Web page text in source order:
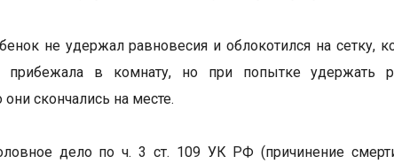
не удержал равновесия и облокотился на
прибежала в комнату, но при попытке удержать
скончались на месте.
дело по ч. 3 ст. 109 УК РФ (причинение